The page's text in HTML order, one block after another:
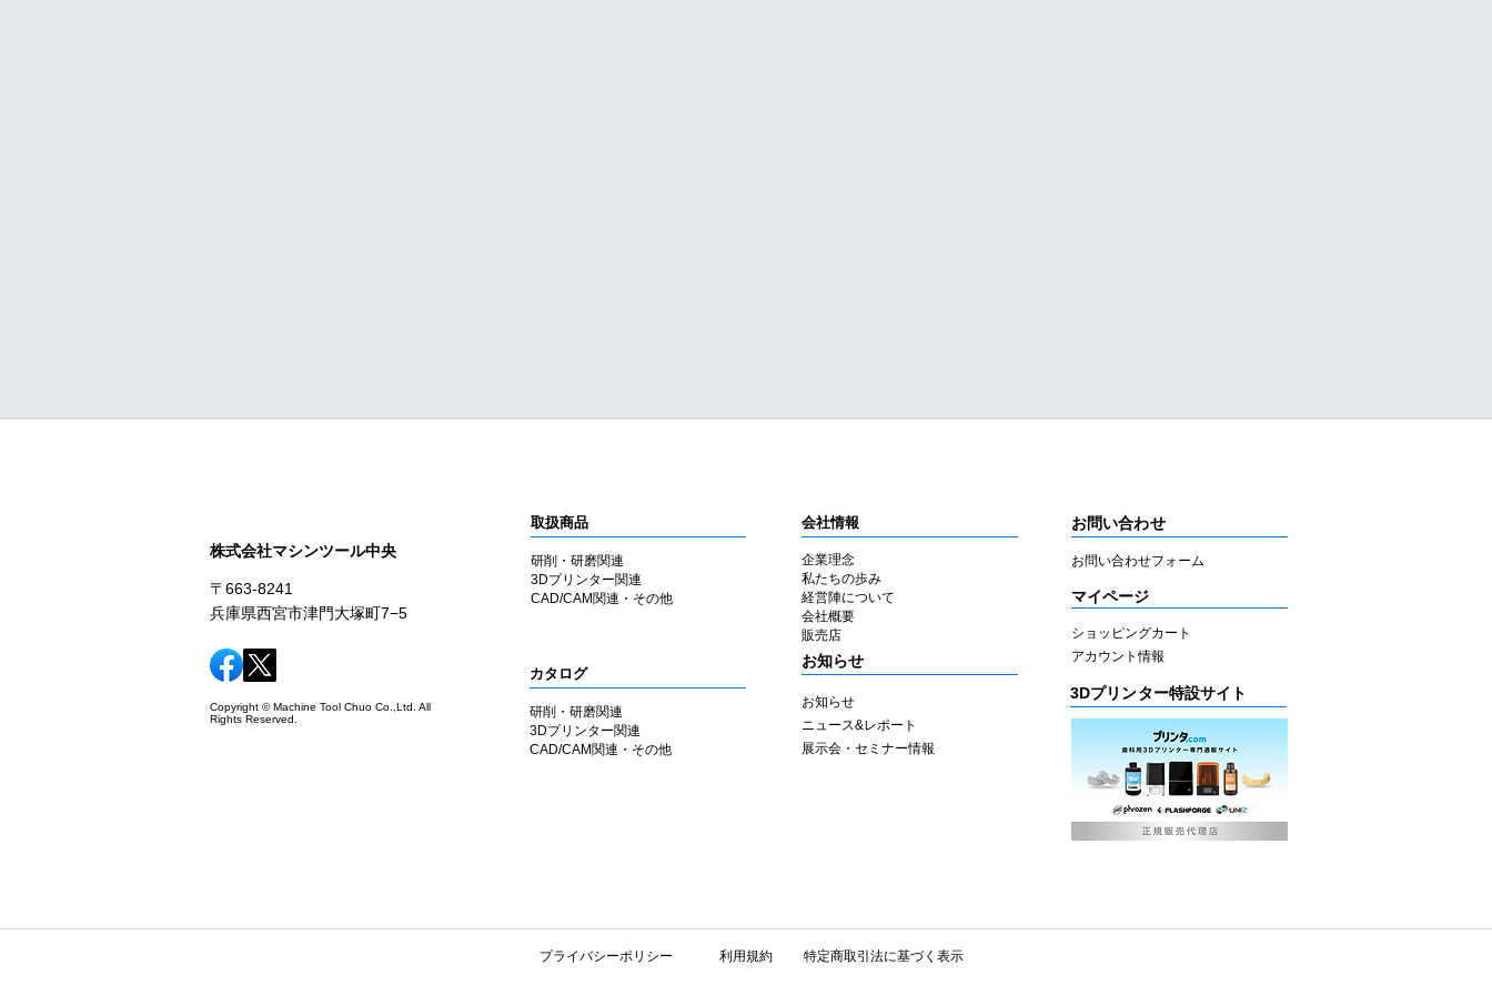
株式会社マシンツール中央
〒663-8241
兵庫県西宮市津門大塚町7−5
Copyright © Machine Tool Chuo Co.,Ltd. All
Rights Reserved.
取扱商品
研削・研磨関連
3Dプリンター関連
CAD/CAM関連・その他
カタログ
研削・研磨関連
3Dプリンター関連
CAD/CAM関連・その他
会社情報
企業理念
私たちの歩み
​経営陣について
会社概要
​販売店
​お知らせ
お知らせ
ニュース&レポート
展示会・セミナー情報
お問い合わせ
お問い合わせフォーム
マイページ
ショッピングカート
アカウント情報
3Dプリンター特設サイト
​プライバシーポリシー 利用規約 特定商取引法に基づく表示